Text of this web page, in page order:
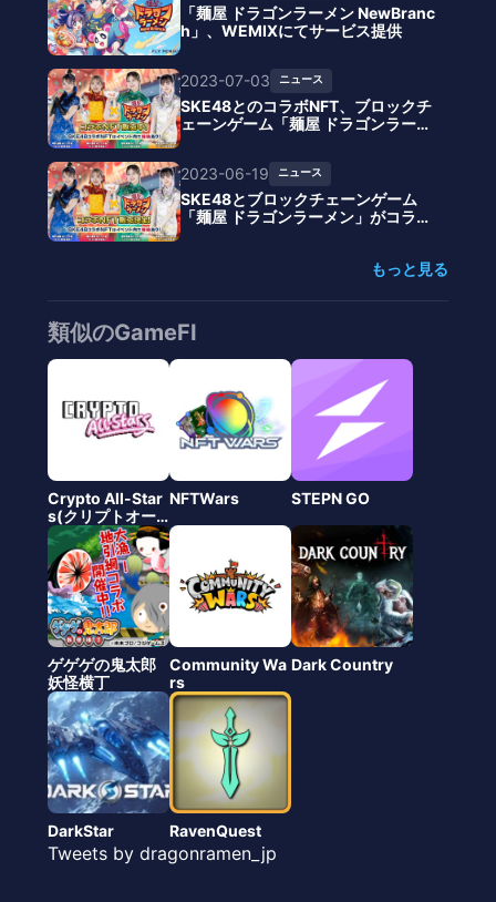
「麺屋 ドラゴンラーメン NewBranc
h」、WEMIXにてサービス提供
2023-07-03 ニュース
SKE48とのコラボNFT、ブロックチ
ェーンゲーム「麺屋 ドラゴンラーメ
ン」で販売開始
2023-06-19
ニュース
SKE48とブロックチェーンゲーム
「麺屋 ドラゴンラーメン」がコラ
ボ、NFT販売を開始
もっと見る
類似のGameFI
Crypto All-Star
s(クリプトオー
ルスターズ)
NFTWars STEPN GO
ゲゲゲの鬼太郎
妖怪横丁
Community Wa
rs
Dark Country
DarkStar RavenQuest
Tweets by dragonramen_jp